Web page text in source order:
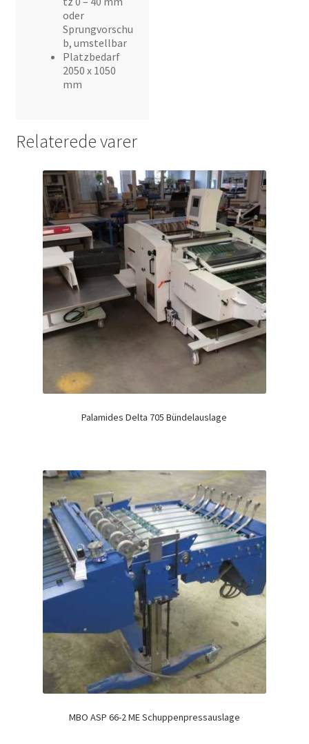
oder
Sprungvorschu
b, umstellbar
Platzbedarf
2050 x 1050
mm
Relaterede varer
Palamides Delta 705 Bündelauslage
MBO ASP 66-2 ME Schuppenpressauslage